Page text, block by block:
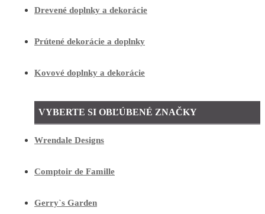
Drevené doplnky a dekorácie
Prútené dekorácie a doplnky
Kovové doplnky a dekorácie
VYBERTE SI OBĽÚBENÉ ZNAČKY
Wrendale Designs
Comptoir de Famille
Gerry`s Garden